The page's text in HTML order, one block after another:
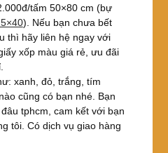
tấm 50×80 cm (bự
). Nếu bạn chưa bết
thì hãy liên hệ ngay với
xốp màu giá rẻ, ưu đãi
xanh, đỏ, trắng, tím
cũng có bạn nhé. Bạn
tphcm, cam kết với bạn
tôi. Có dịch vụ giao hàng